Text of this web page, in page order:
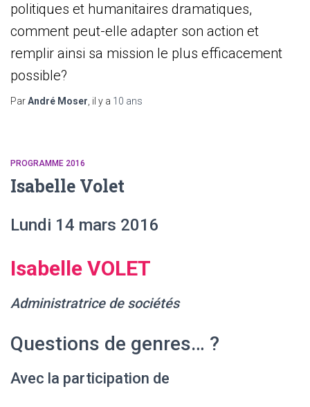
politiques et humanitaires dramatiques,
comment peut-elle adapter son action et
remplir ainsi sa mission le plus efficacement
possible?
ParAndré Moser , il y a 10 ans
PROGRAMME 2016
Isabelle Volet
Lundi 14 mars 2016
Isabelle VOLET
Administratrice de sociétés
Questions de genres… ?
Avec la participation de